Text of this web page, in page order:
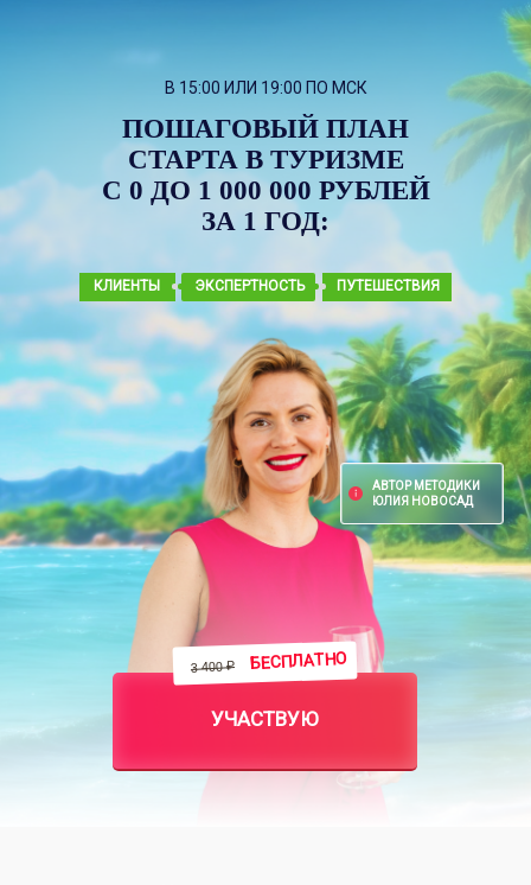
ПОШАГОВЫЙ ПЛАН
СТАРТА В ТУРИЗМЕ
С 0 ДО 1 000 000 РУБЛЕЙ
ЗА 1 ГОД:
УЧАСТВУЮ
3 400 ₽ БЕСПЛАТНО
В 15:00 ИЛИ 19:00 ПО МСК
КЛИЕНТЫ ЭКСПЕРТНОСТЬ ПУТЕШЕСТВИЯ
АВТОР МЕТОДИКИ
ЮЛИЯ НОВОСАД
менеджеры,
офисе», — вы что сразу